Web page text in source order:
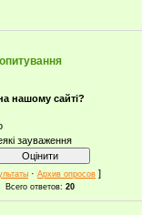
нашому сайті?
зауваження
· Архив опросов ]
Всего ответов: 20